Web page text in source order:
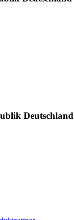
Deutschland